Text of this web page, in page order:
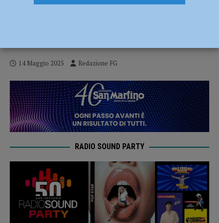
Cooperativa San Martino, successo per il
14 Maggio 2025 Redazione FG
RADIO SOUND PARTY